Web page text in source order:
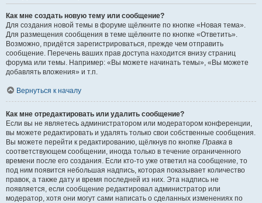
Как мне создать новую тему или сообщение?
Для создания новой темы в форуме щёлкните по кнопке «Новая тема».
Для размещения сообщения в теме щёлкните по кнопке «Ответить».
Возможно, придётся зарегистрироваться, прежде чем отправить
сообщение. Перечень ваших прав доступа находится внизу страниц
форума или темы. Например: «Вы можете начинать темы», «Вы можете
добавлять вложения» и т.п.
Вернуться к началу
Как мне отредактировать или удалить сообщение?
Если вы не являетесь администратором или модератором конференции,
вы можете редактировать и удалять только свои собственные сообщения.
Вы можете перейти к редактированию, щёлкнув по кнопке Правка в
соответствующем сообщении, иногда только в течение ограниченного
времени после его создания. Если кто-то уже ответил на сообщение, то
под ним появится небольшая надпись, которая показывает количество
правок, а также дату и время последней из них. Эта надпись не
появляется, если сообщение редактировал администратор или
модератор, хотя они могут сами написать о сделанных изменениях по